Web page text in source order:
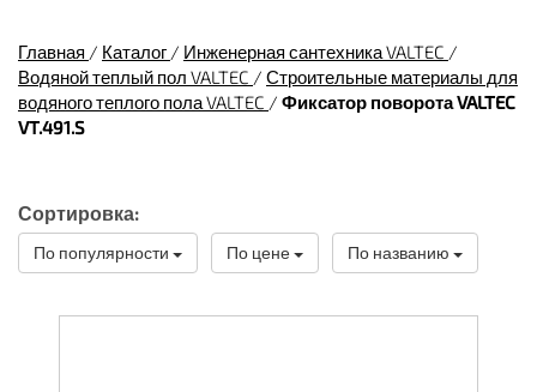
Главная / Каталог / Инженерная сантехника VALTEC /
Водяной теплый пол VALTEC / Строительные материалы для
водяного теплого пола VALTEC / Фиксатор поворота VALTEC
VT.491.S
Сортировка:
По популярности По цене По названию